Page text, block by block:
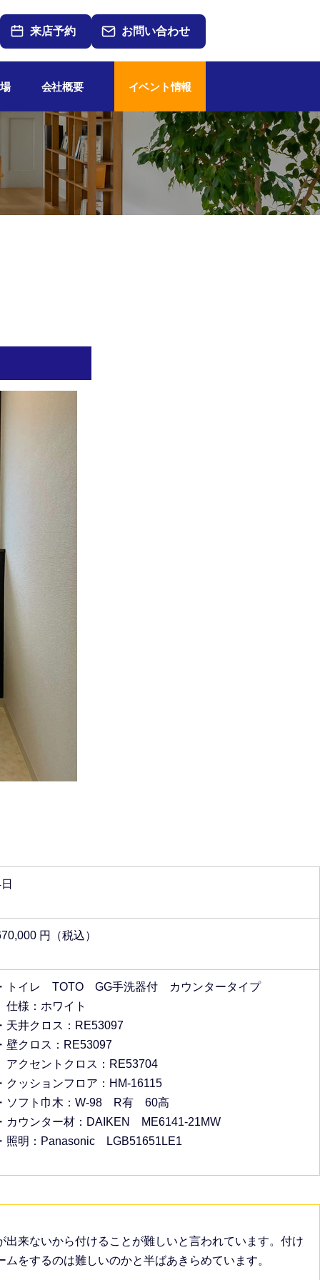
来店予約 お問い合わせ
会社概要 イベント情報
円（税込）
・トイレ TOTO GG手洗器付 カウンタータイプ
仕様：ホワイト
・天井クロス：RE53097
・壁クロス：RE53097
アクセントクロス：RE53704
・クッションフロア：HM-16115
・ソフト巾木：W-98 R有 60高
・カウンター材：DAIKEN ME6141-21MW
・照明：Panasonic LGB51651LE1
来ないから付けることが難しいと言われています。付け
をするのは難しいのかと半ばあきらめています。